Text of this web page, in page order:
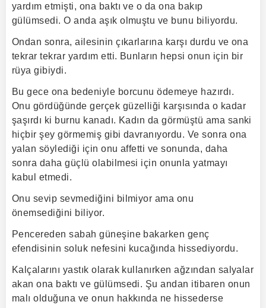
yardım etmişti, ona baktı ve o da ona bakıp
gülümsedi. O anda aşık olmuştu ve bunu biliyordu.
Ondan sonra, ailesinin çıkarlarına karşı durdu ve ona
tekrar tekrar yardım etti. Bunların hepsi onun için bir
rüya gibiydi.
Bu gece ona bedeniyle borcunu ödemeye hazırdı.
Onu gördüğünde gerçek güzelliği karşısında o kadar
şaşırdı ki burnu kanadı. Kadın da görmüştü ama sanki
hiçbir şey görmemiş gibi davranıyordu. Ve sonra ona
yalan söylediği için onu affetti ve sonunda, daha
sonra daha güçlü olabilmesi için onunla yatmayı
kabul etmedi.
Onu sevip sevmediğini bilmiyor ama onu
önemsediğini biliyor.
Pencereden sabah güneşine bakarken genç
efendisinin soluk nefesini kucağında hissediyordu.
Kalçalarını yastık olarak kullanırken ağzından salyalar
akan ona baktı ve gülümsedi. Şu andan itibaren onun
malı olduğuna ve onun hakkında ne hissederse